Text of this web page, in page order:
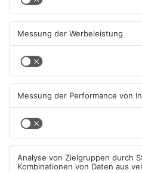
TOPNEWS
Aschaffenburg: Prozess um
schweren E-Scooter-Raub
beginnt